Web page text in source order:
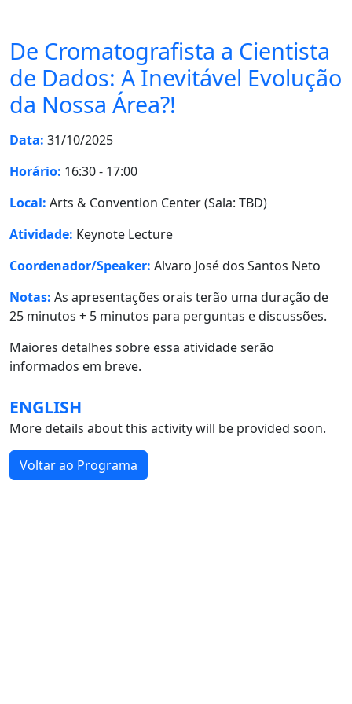
De Cromatografista a Cientista
de Dados: A Inevitável Evolução
da Nossa Área?!
Data: 31/10/2025
Horário: 16:30 - 17:00
Local: Arts & Convention Center (Sala: TBD)
Atividade: Keynote Lecture
Coordenador/Speaker: Alvaro José dos Santos Neto
Notas: As apresentações orais terão uma duração de
25 minutos + 5 minutos para perguntas e discussões.
Maiores detalhes sobre essa atividade serão
informados em breve.
ENGLISH
More details about this activity will be provided soon.
Voltar ao Programa